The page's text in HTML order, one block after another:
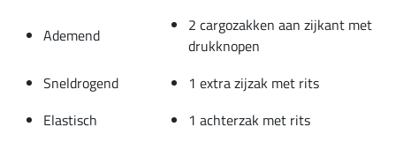
Ademend
2 cargozakken aan zijkant met
drukknopen
Sneldrogend
1 extra zijzak met rits
Elastisch
1 achterzak met rits